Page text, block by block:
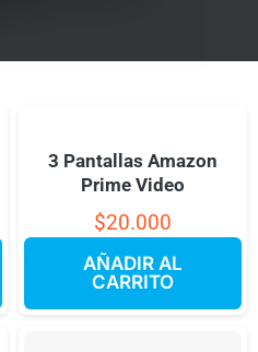
3 Pantallas Amazon
Prime Video
$20.000
AÑADIR AL
CARRITO